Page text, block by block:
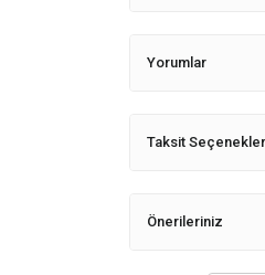
Yorumlar
Taksit
Önerileriniz